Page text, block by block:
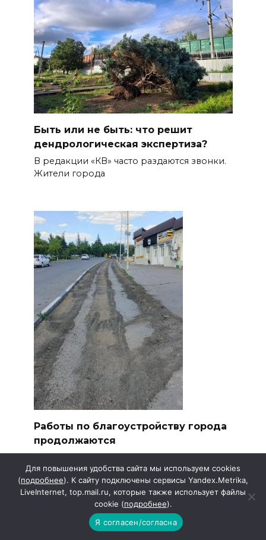
Быть или не быть: что решит
дендрологическая экспертиза?
В редакции «КВ» часто раздаются звонки.
Жители города
Работы по благоустройству города
продолжаются
по благоустройству
Для повышения удобства сайта мы используем cookies
(подробнее). К сайту подключены сервисы Yandex.Metrika,
LiveInternet, top.mail.ru, которые также использует файлы
cookie (подробнее).
Я согласен/согласна